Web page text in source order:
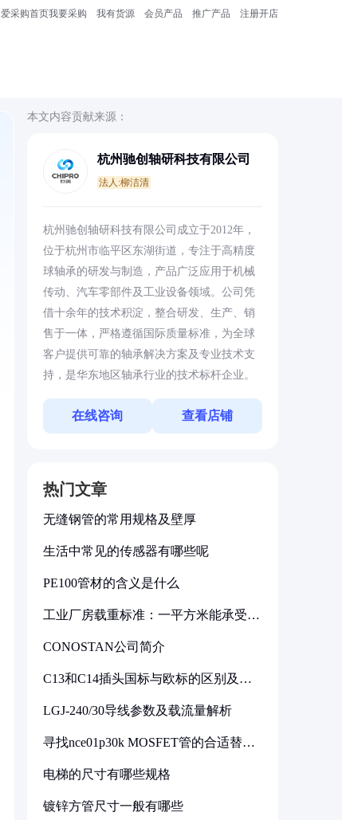
爱采购首页我要采购 我有货源 会员产品 推广产品 注册开店
本文内容贡献来源：
杭州驰创轴研科技有限公司
法人:柳洁清
杭州驰创轴研科技有限公司成立于2012年，
位于杭州市临平区东湖街道，专注于高精度
球轴承的研发与制造，产品广泛应用于机械
传动、汽车零部件及工业设备领域。公司凭
借十余年的技术积淀，整合研发、生产、销
售于一体，严格遵循国际质量标准，为全球
客户提供可靠的轴承解决方案及专业技术支
持，是华东地区轴承行业的技术标杆企业。
在线咨询 查看店铺
热门文章
无缝钢管的常用规格及壁厚
生活中常见的传感器有哪些呢
PE100管材的含义是什么
工业厂房载重标准：一平方米能承受多
CONOSTAN公司简介
C13和C14插头国标与欧标的区别及其
LGJ-240/30导线参数及载流量解析
寻找nce01p30k MOSFET管的合适替代
电梯的尺寸有哪些规格
镀锌方管尺寸一般有哪些